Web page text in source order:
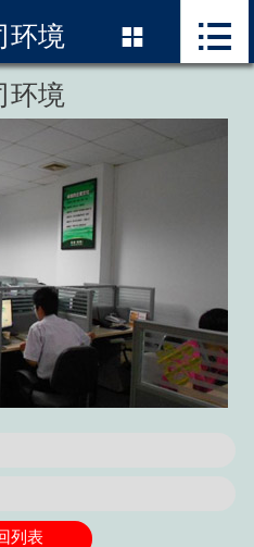
 首页
邓白氏编码
新闻资讯
技术优势
环境  
环境
列表